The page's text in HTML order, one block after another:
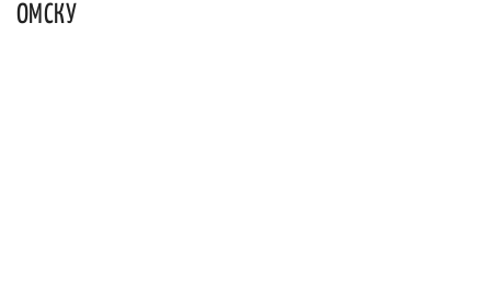
ОМСКУ